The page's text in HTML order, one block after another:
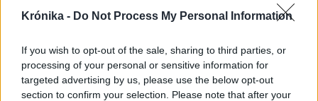
Krónika - Do Not Process My Personal Information
If you wish to opt-out of the sale, sharing to third parties, or
processing of your personal or sensitive information for
targeted advertising by us, please use the below opt-out
section to confirm your selection. Please note that after your